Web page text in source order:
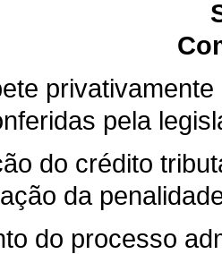
pela
do crédito
da
do processo